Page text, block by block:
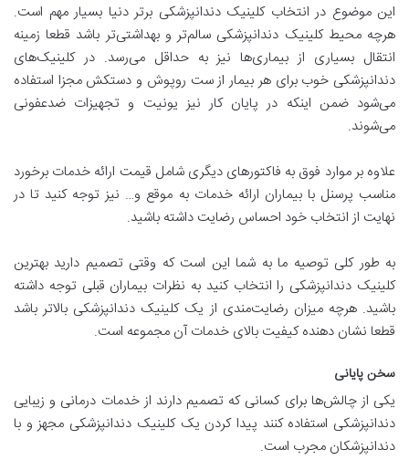
این موضوع در انتخاب کلینیک دندانپزشکی برتر دنیا بسیار مهم است.
هرچه محیط کلینیک دندانپزشکی سالم‌تر و بهداشتی‌تر باشد قطعا زمینه
انتقال بسیاری از بیماری‌ها نیز به حداقل می‌رسد. در کلینیک‌های
دندانپزشکی خوب برای هر بیمار از ست روپوش و دستکش مجزا استفاده
می‌شود ضمن اینکه در پایان کار نیز یونیت و تجهیزات ضدعفونی
می‌شوند.
علاوه بر موارد فوق به فاکتورهای دیگری شامل قیمت ارائه خدمات برخورد
مناسب پرسنل با بیماران ارائه خدمات به موقع و… نیز توجه کنید تا در
نهایت از انتخاب خود احساس رضایت داشته باشید.
به طور کلی توصیه ما به شما این است که وقتی تصمیم دارید بهترین
کلینیک دندانپزشکی را انتخاب کنید به نظرات بیماران قبلی توجه داشته
باشید. هرچه میزان رضایت‌مندی از یک کلینیک دندانپزشکی بالاتر باشد
قطعا نشان دهنده کیفیت بالای خدمات آن مجموعه است.
سخن پایانی
یکی از چالش‌ها برای کسانی که تصمیم دارند از خدمات درمانی و زیبایی
دندانپزشکی استفاده کنند پیدا کردن یک کلینیک دندانپزشکی مجهز و با
دندانپزشکان مجرب است.